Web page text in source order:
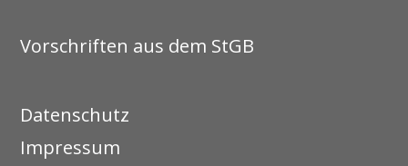
Vorschriften aus dem StGB
Datenschutz
Impressum